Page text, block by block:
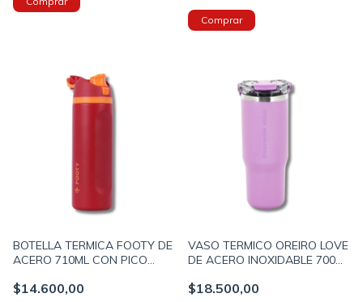
BOTELLA TERMICA FOOTY DE
ACERO 710ML CON PICO
$14.600,00
VASO TERMICO OREIRO LOVE
DE ACERO INOXIDABLE 700ML
LILA (30510C)
$18.500,00